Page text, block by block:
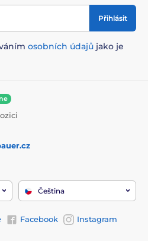
Přihlásit
osobních údajů jako je
Čeština
Facebook
Instagram